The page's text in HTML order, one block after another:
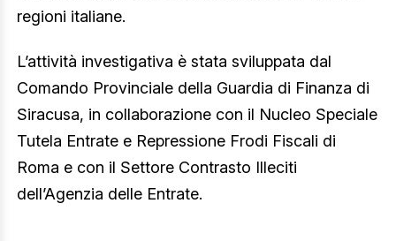
regioni italiane.
L’attività investigativa è stata sviluppata dal
Comando Provinciale della Guardia di Finanza di
Siracusa, in collaborazione con il Nucleo Speciale
Tutela Entrate e Repressione Frodi Fiscali di
Roma e con il Settore Contrasto Illeciti
dell’Agenzia delle Entrate.